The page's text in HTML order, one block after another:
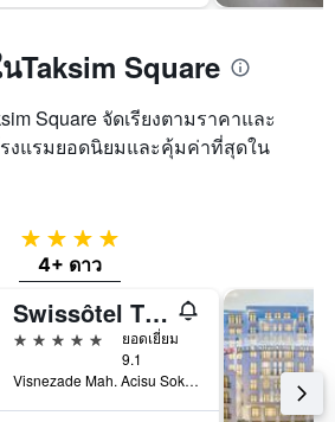
Taksim Square
Square จัดเรียงตามราคาและ
รงแรมยอดนิยมและคุ้มค่าที่สุดใน
4 ดาว
4+ ดาว
Swissôtel The Bosphorus - Istanbul
5 ดาว
ยอดเยี่ยม
9.1
Visnezade Mah. Acisu Sok. NO. 19, อิสตันบูล, ตุรเคีย